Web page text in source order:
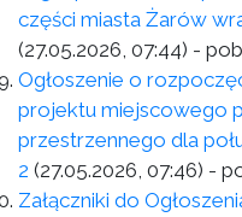
części miasta Żarów
(27.05.2026, 07:44) -
Ogłoszenie o
projektu miejscowego
przestrzennego dla
2 (27.05.2026, 07:46) -
Załączniki do